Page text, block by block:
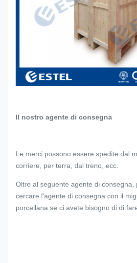
Il nostro agente di consegna
Le merci possono essere spedite dal
corriere, per terra, dal treno, ecc.
Oltre al seguente agente di consegna,
cercare l'agente di consegna con il
porcellana se ci avete bisogno di di